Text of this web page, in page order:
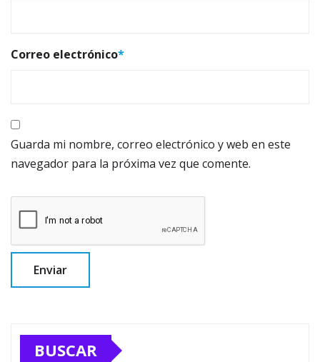
Correo electrónico*
Guarda mi nombre, correo electrónico y web en este
navegador para la próxima vez que comente.
BUSCAR